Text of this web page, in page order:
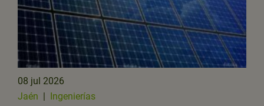
08 jul 2026
Jaén
Ingenierías